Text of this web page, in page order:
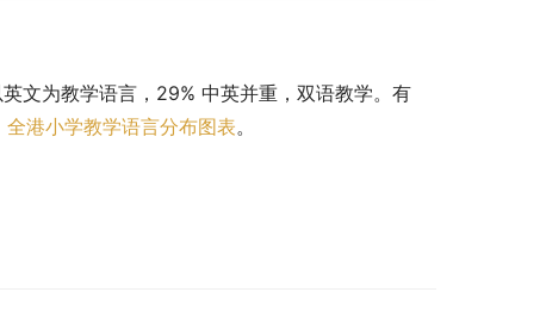
文为教学语言，29% 中英并重，双语教学。有
全港小学教学语言分布图表。